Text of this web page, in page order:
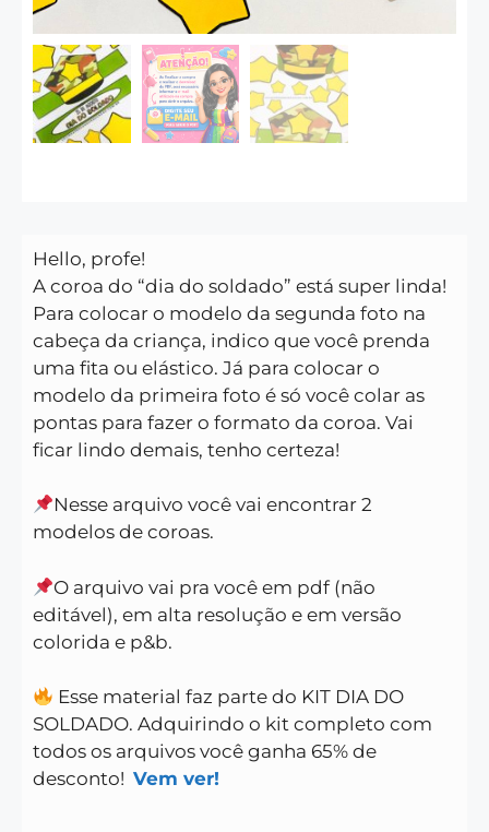
Hello, profe!
A coroa do “dia do soldado” está super linda!
Para colocar o modelo da segunda foto na
cabeça da criança, indico que você prenda
uma fita ou elástico. Já para colocar o
modelo da primeira foto é só você colar as
pontas para fazer o formato da coroa. Vai
ficar lindo demais, tenho certeza!
Nesse arquivo você vai encontrar 2
modelos de coroas.
O arquivo vai pra você em pdf (não
editável), em alta resolução e em versão
colorida e p&b.
Esse material faz parte do KIT DIA DO
SOLDADO. Adquirindo o kit completo com
todos os arquivos você ganha 65% de
desconto! Vem ver!